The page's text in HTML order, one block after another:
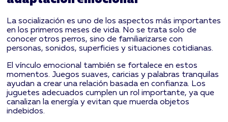
La socialización es uno de los aspectos más importantes
en los primeros meses de vida. No se trata solo de
conocer otros perros, sino de familiarizarse con
personas, sonidos, superficies y situaciones cotidianas.
El vínculo emocional también se fortalece en estos
momentos. Juegos suaves, caricias y palabras tranquilas
ayudan a crear una relación basada en confianza. Los
juguetes adecuados cumplen un rol importante, ya que
canalizan la energía y evitan que muerda objetos
indebidos.